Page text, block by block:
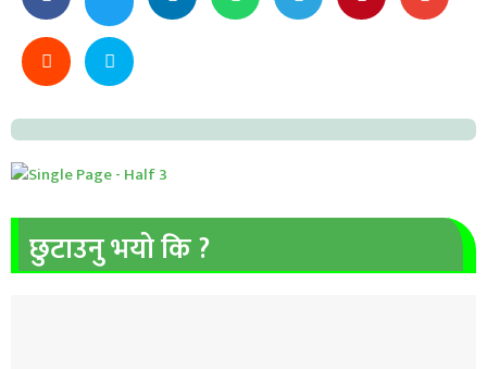
छुटाउनु भयो कि ?